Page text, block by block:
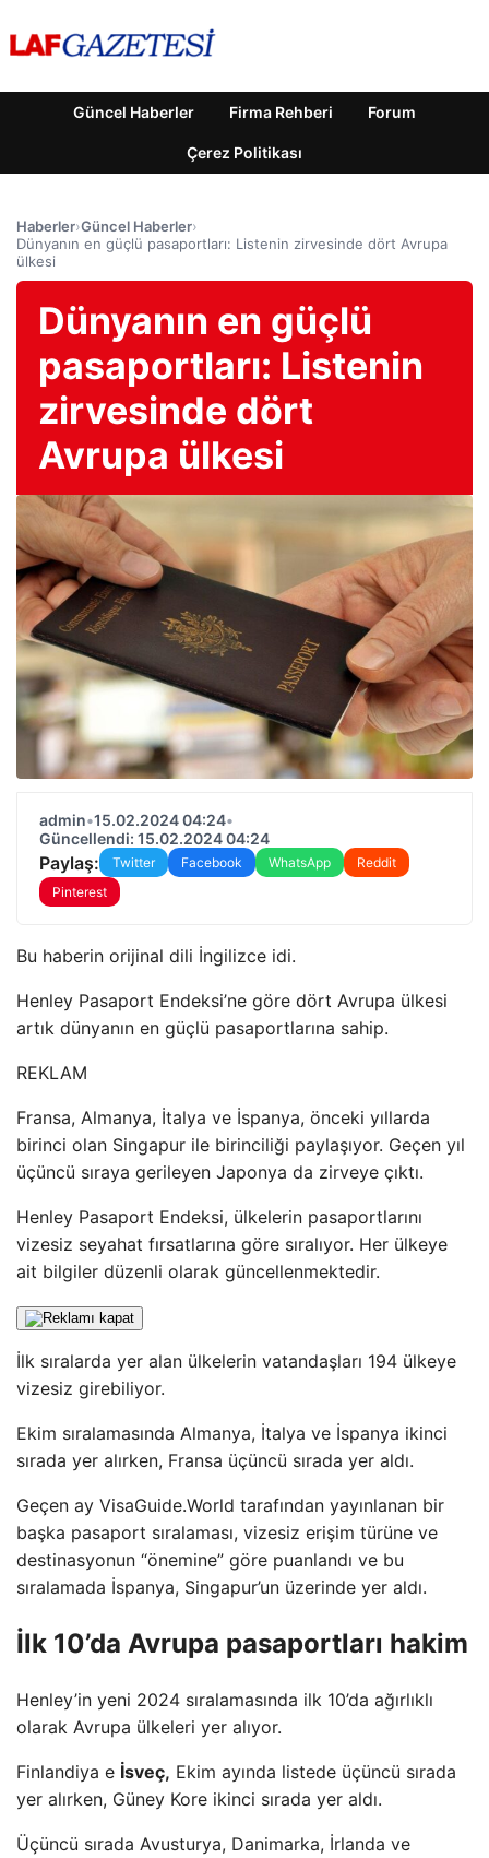
Güncel Haberler Firma Rehberi Forum
Çerez Politikası
Haberler›Güncel Haberler›
Dünyanın en güçlü pasaportları: Listenin zirvesinde dört Avrupa
ülkesi
Dünyanın en güçlü
pasaportları: Listenin
zirvesinde dört
Avrupa ülkesi
admin•15.02.2024 04:24•
Güncellendi: 15.02.2024 04:24
Paylaş: Twitter Facebook WhatsApp
Reddit
Pinterest
Bu haberin orijinal dili İngilizce idi.
Henley Pasaport Endeksi’ne göre dört Avrupa ülkesi
artık dünyanın en güçlü pasaportlarına sahip.
REKLAM
Fransa, Almanya, İtalya ve İspanya, önceki yıllarda
birinci olan Singapur ile birinciliği paylaşıyor. Geçen yıl
üçüncü sıraya gerileyen Japonya da zirveye çıktı.
Henley Pasaport Endeksi, ülkelerin pasaportlarını
vizesiz seyahat fırsatlarına göre sıralıyor. Her ülkeye
ait bilgiler düzenli olarak güncellenmektedir.
İlk sıralarda yer alan ülkelerin vatandaşları 194 ülkeye
vizesiz girebiliyor.
Ekim sıralamasında Almanya, İtalya ve İspanya ikinci
sırada yer alırken, Fransa üçüncü sırada yer aldı.
Geçen ay VisaGuide.World tarafından yayınlanan bir
başka pasaport sıralaması, vizesiz erişim türüne ve
destinasyonun “önemine” göre puanlandı ve bu
sıralamada İspanya, Singapur’un üzerinde yer aldı.
İlk 10’da Avrupa pasaportları hakim
Henley’in yeni 2024 sıralamasında ilk 10’da ağırlıklı
olarak Avrupa ülkeleri yer alıyor.
Finlandiya e İsveç, Ekim ayında listede üçüncü sırada
yer alırken, Güney Kore ikinci sırada yer aldı.
Üçüncü sırada Avusturya, Danimarka, İrlanda ve